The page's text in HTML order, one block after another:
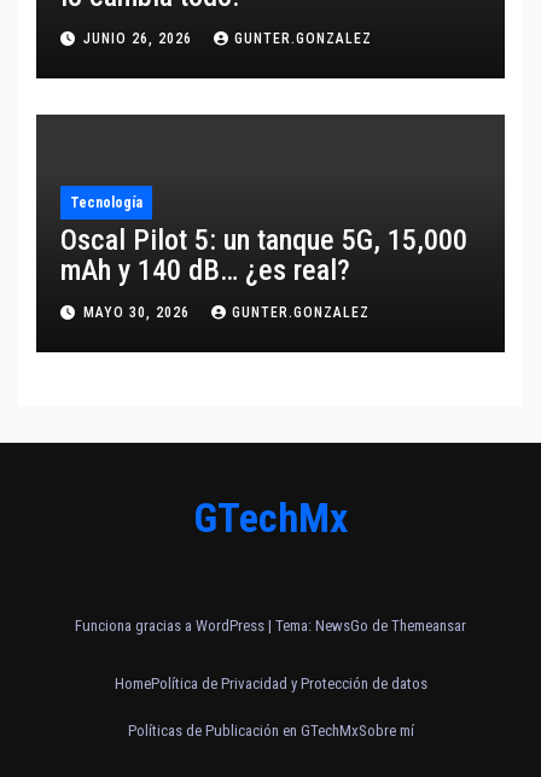
JUNIO 26, 2026 GUNTER.GONZALEZ
Tecnología
Oscal Pilot 5: un tanque 5G, 15,000
mAh y 140 dB… ¿es real?
MAYO 30, 2026 GUNTER.GONZALEZ
GTechMx
Funciona gracias a WordPress | Tema: NewsGo de Themeansar
HomePolítica de Privacidad y Protección de datos
Políticas de Publicación en GTechMxSobre mí